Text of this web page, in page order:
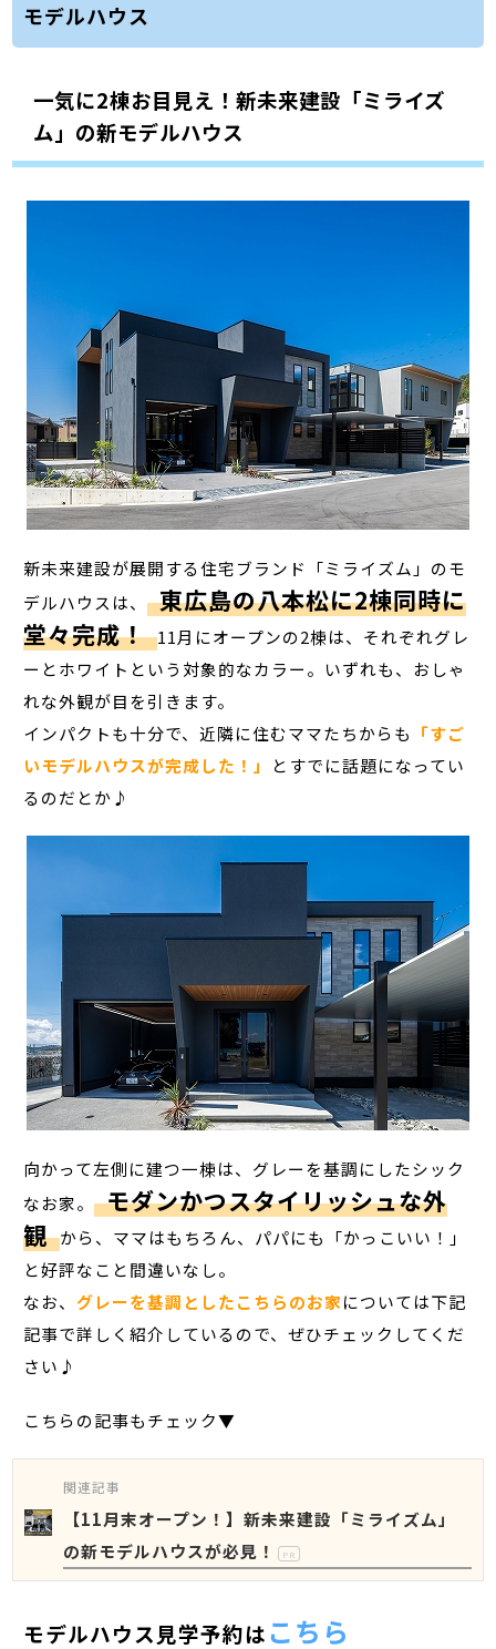
モデルハウス
一気に2棟お目見え！新未来建設「ミライズ
ム」の新モデルハウス
新未来建設が展開する住宅ブランド「ミライズム」のモ
デルハウスは、 東広島の八本松に2棟同時に
堂々完成！ 11月にオープンの2棟は、それぞれグレ
ーとホワイトという対象的なカラー。いずれも、おしゃ
れな外観が目を引きます。
インパクトも十分で、近隣に住むママたちからも 「すご
いモデルハウスが完成した！」
とすでに話題になってい
るのだとか♪
向かって左側に建つ一棟は、グレーを基調にしたシック
なお家。 モダンかつスタイリッシュな外
観 から、ママはもちろん、パパにも「かっこいい！」
と好評なこと間違いなし。
なお、グレーを基調としたこちらのお家については下記
記事で詳しく紹介しているので、ぜひチェックしてくだ
さい♪
こちらの記事もチェック▼
関連記事
【11月末オープン！】新未来建設「ミライズム」
の新モデルハウスが必見！
PR
モデルハウス見学予約はこちら